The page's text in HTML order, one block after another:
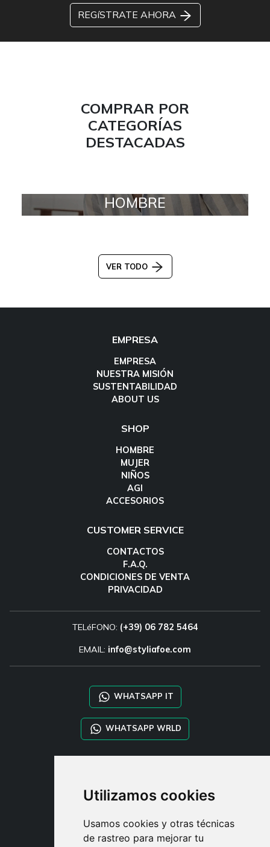
Utilizamos cookies
Usamos cookies y otras técnicas
de rastreo para mejorar tu
REGíSTRATE AHORA
COMPRAR POR
CATEGORÍAS
DESTACADAS
HOMBRE
VER TODO
EMPRESA
EMPRESA
NUESTRA MISIÓN
SUSTENTABILIDAD
ABOUT US
SHOP
HOMBRE
MUJER
NIÑOS
AGI
ACCESORIOS
CUSTOMER SERVICE
CONTACTOS
F.A.Q.
CONDICIONES DE VENTA
PRIVACIDAD
TELéFONO: (+39) 06 782 5464
EMAIL: info@styliafoe.com
WHATSAPP IT
WHATSAPP WRLD
TAYLOR MADE ORDERS
USUARIO